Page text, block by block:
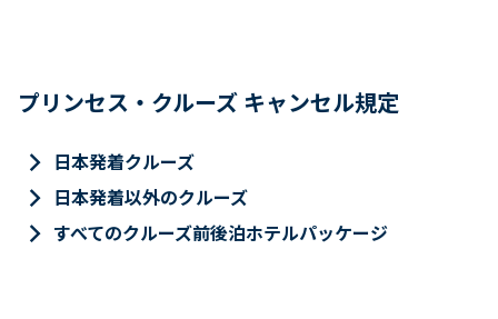
プリンセス・クルーズ キャンセル規定
keyboard_arrow_right 日本発着クルーズ
keyboard_arrow_right 日本発着以外のクルーズ
keyboard_arrow_right すべてのクルーズ前後泊ホテルパッケージ